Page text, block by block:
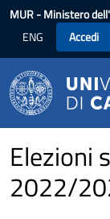
Salta al contenuto
MUR- Ministero
ENG
Accedi
Elezioni
2022/